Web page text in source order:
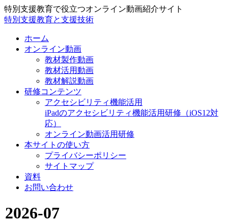
特別支援教育で役立つオンライン動画紹介サイト
特別支援教育と支援技術
ホーム
オンライン動画
教材製作動画
教材活用動画
教材解説動画
研修コンテンツ
アクセシビリティ機能活用
iPadのアクセシビリティ機能活用研修（iOS12対
応）
オンライン動画活用研修
本サイトの使い方
プライバシーポリシー
サイトマップ
資料
お問い合わせ
2026-07